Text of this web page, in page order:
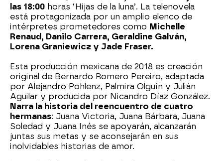
las 18:00 horas ‘Hijas de la luna’. La telenovela
está protagonizada por un amplio elenco de
intérpretes prometedores como Michelle
Renaud, Danilo Carrera, Geraldine Galván,
Lorena Graniewicz y Jade Fraser.
Esta producción mexicana de 2018 es creación
original de Bernardo Romero Pereiro, adaptada
por Alejandro Pohlenz, Palmira Olguín y Julián
Aguilar y producida por Nicandro Díaz González.
Narra la historia del reencuentro de cuatro
hermanas: Juana Victoria, Juana Bárbara, Juana
Soledad y Juana Inés se apoyarán, alcanzarán
juntas sus metas y se aconsejarán en sus
inolvidables historias de amor.